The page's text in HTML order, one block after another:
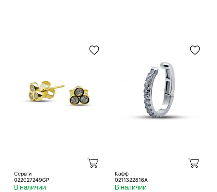
Серьги
022027249GP
В наличии
Кафф
0211322816A
В наличии